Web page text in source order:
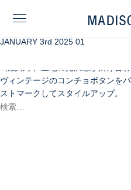
JANUARY 3rd 2025 01
ALMOのテキスタイルを使用した
ヴィンテージのコンチョボタンを
ストマークしてスタイルアップ。
検